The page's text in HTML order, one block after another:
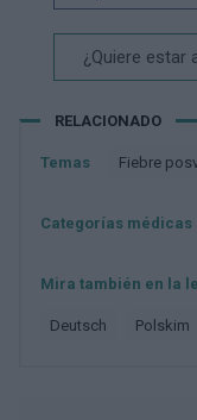
¿Quiere estar
RELACIONADO
Temas Fiebre
Categorías médicas
Mira también en la
deutsch polskim